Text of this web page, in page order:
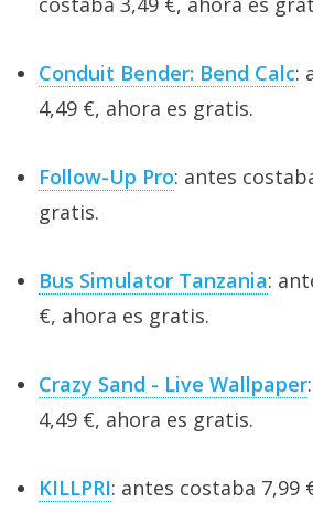
Conduit Bender: Bend Calc:
4,49 €, ahora es gratis.
Follow-Up Pro: antes
gratis.
Bus Simulator Tanzania:
€, ahora es gratis.
Crazy Sand - Live Wallpaper
4,49 €, ahora es gratis.
KILLPRI: antes costaba 7,99